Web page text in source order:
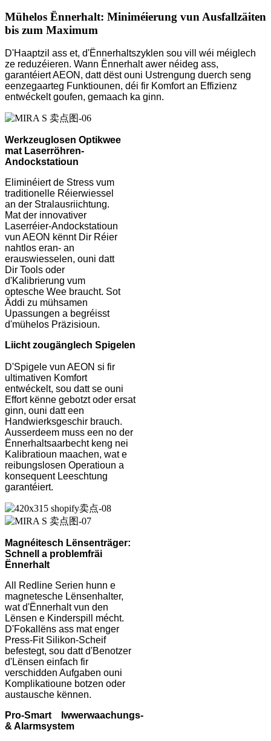
Mühelos Ënnerhalt: Miniméierung vun Ausfallzäiten
bis zum Maximum
D'Haaptzil ass et, d'Ënnerhaltszyklen sou vill wéi méiglech
ze reduzéieren. Wann Ënnerhalt awer néideg ass,
garantéiert AEON, datt dëst ouni Ustrengung duerch seng
eenzegaarteg Funktiounen, déi fir Komfort an Effizienz
entwéckelt goufen, gemaach ka ginn.
Werkzeuglosen Optikwee
mat Laserröhren-
Andockstatioun
Eliminéiert de Stress vum
traditionelle Réierwiessel
an der Stralausriichtung.
Mat der innovativer
Laserréier-Andockstatioun
vun AEON kënnt Dir Réier
nahtlos eran- an
erauswiesselen, ouni datt
Dir Tools oder
d'Kalibrierung vum
optesche Wee braucht. Sot
Äddi zu mühsamen
Upassungen a begréisst
d'mühelos Präzisioun.
Liicht zougänglech Spigelen
D'Spigele vun AEON si fir
ultimativen Komfort
entwéckelt, sou datt se ouni
Effort kënne gebotzt oder ersat
ginn, ouni datt een
Handwierksgeschir brauch.
Ausserdeem muss een no der
Ënnerhaltsaarbecht keng nei
Kalibratioun maachen, wat e
reibungslosen Operatioun a
konsequent Leeschtung
garantéiert.
Magnéitesch Lënsenträger:
Schnell a problemfräi
Ënnerhalt
All Redline Serien hunn e
magnetesche Lënsenhalter,
wat d'Ënnerhalt vun den
Lënsen e Kinderspill mécht.
D'Fokallëns ass mat enger
Press-Fit Silikon-Scheif
befestegt, sou datt d'Benotzer
d'Lënsen einfach fir
verschidden Aufgaben ouni
Komplikatioune botzen oder
austausche kënnen.
Pro-Smart Iwwerwaachungs-
& Alarmsystem